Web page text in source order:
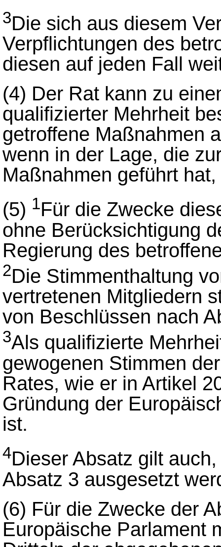
3Die sich aus diesem
Verpflichtungen des
diesen auf jeden Fall
(4) Der Rat kann zu
qualifizierter Mehrheit
getroffene Maßnahmen
wenn in der Lage, die
Maßnahmen geführt
(5) 1Für die Zwecke
ohne Berücksichtigung
Regierung des
2Die Stimmenthaltung
vertretenen Mitgliedern
von Beschlüssen nach
3Als qualifizierte
gewogenen Stimmen
Rates, wie er in Artikel
Gründung der
ist.
4Dieser Absatz gilt
Absatz 3 ausgesetzt
(6) Für die Zwecke der
Europäische Parlament